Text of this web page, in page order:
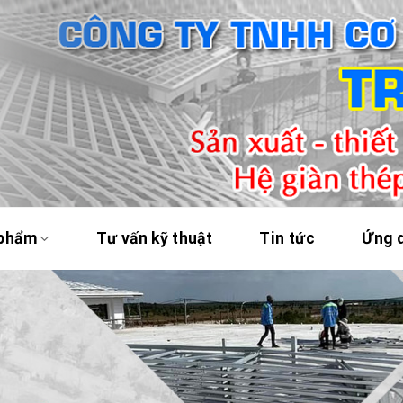
Tư vấn kỹ thuật Tin tức Ứng